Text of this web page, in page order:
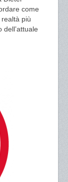
come
più
dell’attuale